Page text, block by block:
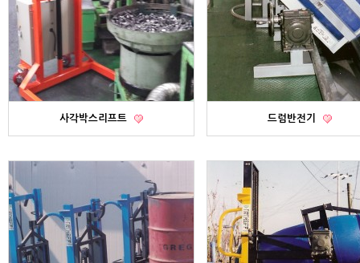
사각박스리프트 드럼반전기